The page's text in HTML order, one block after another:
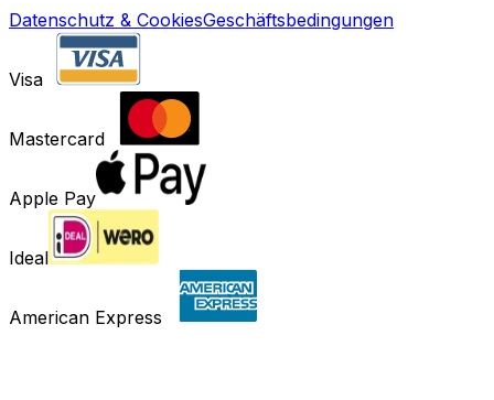
Datenschutz & CookiesGeschäftsbedingungen
Visa
Mastercard
Apple Pay
Ideal
American Express